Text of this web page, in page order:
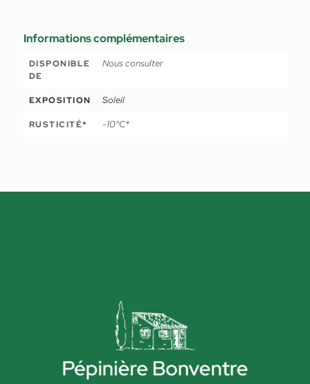
Informations complémentaires
DISPONIBLE
DE
Nous consulter
EXPOSITION Soleil
RUSTICITÉ* -10°C*